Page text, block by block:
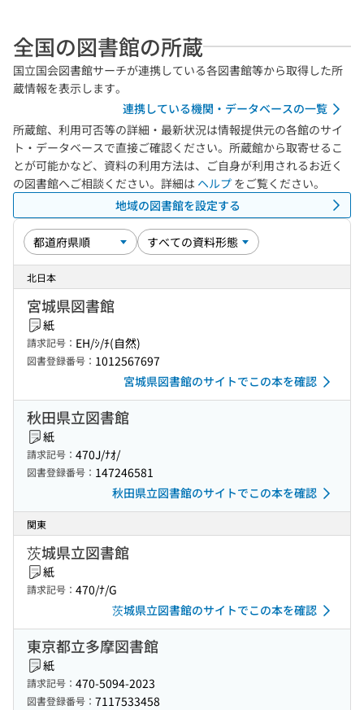
全国の図書館の所蔵
国立国会図書館サーチが連携している各図書館等から取得した所
蔵情報を表示します。
連携している機関・データベースの一覧
所蔵館、利用可否等の詳細・最新状況は情報提供元の各館のサイ
ト・データベースで直接ご確認ください。所蔵館から取寄せるこ
とが可能かなど、資料の利用方法は、ご自身が利用されるお近く
の図書館へご相談ください。詳細は ヘルプ をご覧ください。
地域の図書館を設定する
北日本
宮城県図書館
紙
請求記号： EH/ｼ/ﾁ(自然)
図書登録番号： 1012567697
宮城県図書館のサイトでこの本を確認
秋田県立図書館
紙
請求記号： 470J/ﾅｵ/
図書登録番号： 147246581
秋田県立図書館のサイトでこの本を確認
関東
茨城県立図書館
紙
請求記号： 470/ﾅ/G
茨城県立図書館のサイトでこの本を確認
東京都立多摩図書館
紙
請求記号： 470-5094-2023
図書登録番号： 7117533458